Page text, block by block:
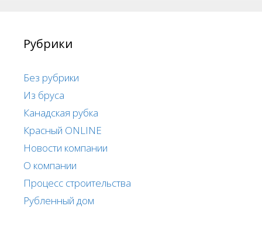
Рубрики
Без рубрики
Из бруса
Канадская рубка
Красный ONLINE
Новости компании
О компании
Процесс строительства
Рубленный дом